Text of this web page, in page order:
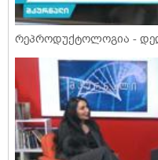
რეპროდუქტოლოგია -